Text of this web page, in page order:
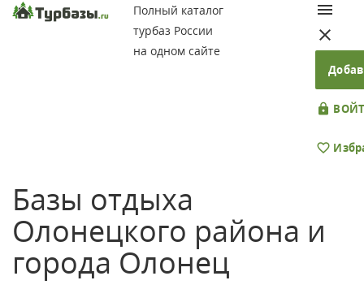
Полный каталог
турбаз России
на одном сайте
Базы отдыха
Олонецкого района и
города Олонец